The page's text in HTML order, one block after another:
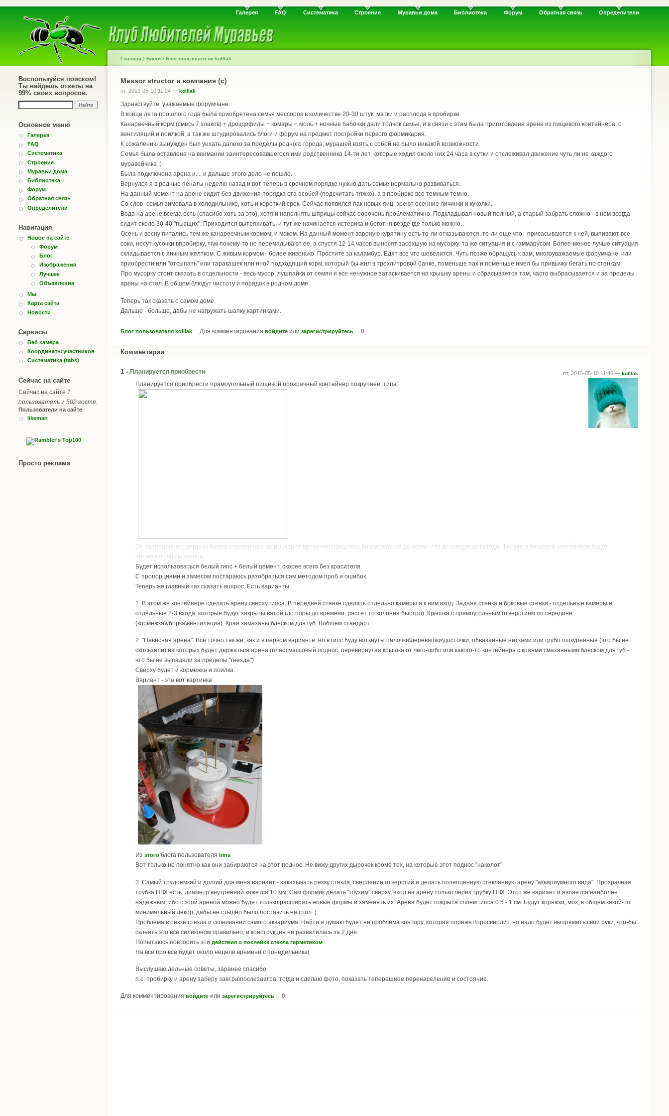
Галерея FAQ Систематика Строение Муравьи дома Библиотека Форум Обратная связь Определители
Воспользуйся поиском!
Ты найдешь ответы на
99% своих вопросов.
Основное меню
Галерея
FAQ
Систематика
Строение
Муравьи дома
Библиотека
Форум
Обратная связь
Определители
Навигация
Новое на сайте
Форум
Блог
Изображения
Лучшее
Объявления
Мы
Карта сайта
Новости
Сервисы
Веб камера
Координаты участников
Систематика (tabs)
Сейчас на сайте
Сейчас на сайте 1
пользователь и 502 гостя
Пользователи на сайте
likeman
Просто реклама
Главная › Блоги › Блог пользователя kolllak
Messor structor и компания (с)
пт, 2013-05-10 11:24 — kolllak
Здравствуйте, уважаемые форумчане.
В конце лета прошлого года была приобретена семья мессоров в количестве 20-30 штук, матки и расплода в пробирке.
Канареечный корм (смесь 7 злаков) + дроздофилы + комары + моль + ночные бабочки дали толчок семье, и в связи с этим была приготовлена арена из пищевого контейнера, с
вентиляций и поилкой, а так же штудировались блоги и форум на предмет постройки первого формикария.
К сожалению вынужден был уехать далеко за пределы родного города, мурашей взять с собой не было никакой возможности.
Семья была оставлена на внимании заинтересовавшегося ими родственника 14-ти лет, которые ходил около них 24 часа в сутки и отслеживал движение чуть ли не каждого
муравейчика :)
Была подключена арена и.... и дальше этого дело не пошло.
Вернулся я в родные пенаты неделю назад и вот теперь в срочном порядке нужно дать семье нормально развиваться.
На данный момент на арене сидит без движения порядка ста особей (подсчитать тяжко), а в пробирке все темным темно.
Со слов -семья зимовала в холодильнике, хоть и короткий срок. Сейчас появился пак новых яиц, зреют осенние личинки и куколки.
Вода на арене всегда есть (спасибо хоть за это), хотя и наполнять шприцы сейчас оооочень проблематично. Подкладывал новый полный, а старый забрать сложно - в нем всегда
сидит около 30-40 "пьющих". Приходится вытряхивать, и тут же начинается истерика и беготня везде где только можно.
Осень и весну питались тем же канареечным кормом, и маком. На данный момент вареную курятину есть то-ли отказываются, то-ли еще что - присасываются к ней, выпивают все
соки, несут кусочки впробирку, там почему-то не перемалывают ее, а спустя 12-14 часов выносят засохшую на мусорку. та же ситуация и с гаммарусом. Более-менее лучше ситуация
складывается с яичным желтком. С живым кормом - более живенько. Простите за каламбур. Едят все что шевелится. Чуть позже обращусь к вам, многоуважаемые форумчане, или
приобрести или "отсыпать" или таракашек или иной подходящий корм, который бы жил в трехлитровой банке, поменьше пах и поменьше имел бы привычку бегать по стенкам.
Про мусорку стоит сказать в отдельности - весь мусор, лушпайки от семян и все ненужное затаскивается на крышку арены и сбрасывается там, часто выбрасывается и за пределы
арены на стол. В общем блюдут чистоту и порядок в родном доме.
Теперь так сказать о самом доме.
Дальше - больше, дабы не нагружать шапку картинками.
Блог пользователя kolllak Для комментирования войдите или зарегистрируйтесь 0
Комментарии
пт, 2013-05-10 11:46 — kolllak
1 - Планируется приобрести
Планируется приобрести прямоугольный пищевой прозрачный контейнер покрупнее, типа:
От полноценного вертикального стеклянного формикария временно пришлось воздержаться до осени или до следующего года. Формик в пищевом контейнере будет
промежуточным звеном.
Будет использоваться белый гипс + белый цемент, скорее всего без красителя.
С пропорциями и замесом постараюсь разобраться сам методом проб и ошибок.
Теперь же главный так сказать вопрос. Есть варианты:
1. В этом же контейнере сделать арену сверху гипса. В передней стенке сделать отдельно камеры и к ним вход. Задняя стенка и боковые стенки - отдельные камеры и
отдельные 2-3 входа, которые будут закрыты ватой (до поры до времени. растет то колония быстро). Крышка с прямоугольным отверстием по середине
(кормежка\уборка\вентиляция). Края замазаны блеском для губ. Вобщем стандарт.
2. "Навесная арена". Все точно так же, как и в первом варианте, но в гипс буду воткнуты палочки\деревяшки\досточки, обвязанные нитками или грубо ошкуренные (что бы не
скользили) на которых будет держаться арена (пластмассовый поднос, перевернутая крышка от чего-либо или какого-то контейнера с краями смазанными блеском для губ -
что бы не выпадали за пределы "гнезда").
Сверху будет и кормежка и поилка.
Вариант - эта вот картинка:
Из этого блога пользователя Irina
Вот только не понятно как они забираются на этот поднос. Не вижу других дырочек кроме тех, на которые этот поднос "наколот"
3. Самый трудоемкий и долгий для меня вариант - заказывать резку стекла, сверление отверстий и делать полноценную стеклянную арену "аквариумного вида". Прозрачная
трубка ПВХ есть, диаметр внутренний кажется 10 мм. Сам формик делать "глухим" сверху, вход на арену только через трубку ПВХ. Этот же вариант и является наиболее
надежным, ибо с этой ареной можно будет только расширять новые формы и заменять их. Арена будет покрыта слоем гипса 0.5 - 1 см. Будут коряжки, мох, в общем какой-то
минимальный декор, дабы не стыдно было поставить на стол :)
Проблема в резке стекла и склеивании самого аквариума. Найти я думаю будет не проблема контору, которая порежет\просверлит, но надо будет выпрямить свои руки, что-бы
склеить это все силиконом правильно, и конструкция не развалилась за 2 дня.
Попытаюсь повторить эти действия о поклейке стекла герметиком
На все про все будет около недели времени с понедельника(
Выслушаю дельные советы, заранее спасибо.
п.с. пробирку и арену заберу завтра\послезавтра, тогда и сделаю фото, показать теперешнее перенаселение и состояние.
Для комментирования войдите или зарегистрируйтесь 0